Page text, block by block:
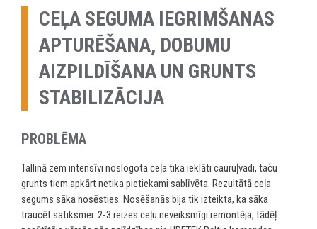
CEĻA SEGUMA IEGRIMŠANAS
APTURĒŠANA, DOBUMU
AIZPILDĪŠANA UN GRUNTS
STABILIZĀCIJA
PROBLĒMA
Tallinā zem intensīvi noslogota ceļa tika ieklāti cauruļvadi, taču
grunts tiem apkārt netika pietiekami sablīvēta. Rezultātā ceļa
segums sāka nosēsties. Nosēšanās bija tik izteikta, ka sāka
traucēt satiksmei. 2-3 reizes ceļu neveiksmīgi remontēja, tādēļ